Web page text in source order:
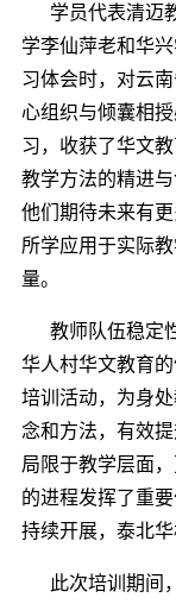
学员代表清迈教
学李仙萍老和华
习体会时，对云
心组织与倾囊相
习，收获了华文
教学方法的精进
他们期待未来有
所学应用于实际
量。
教师队伍稳定
华人村华文教育
培训活动，为身
念和方法，有效
局限于教学层面
的进程发挥了重
持续开展，泰北
此次培训期间